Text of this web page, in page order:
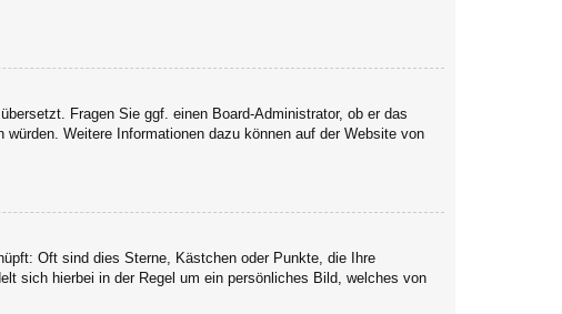
Fragen Sie ggf. einen Board-Administrator, ob er das
Weitere Informationen dazu können auf der Website von
Oft sind dies Sterne, Kästchen oder Punkte, die Ihre
sich hierbei in der Regel um ein persönliches Bild, welches von